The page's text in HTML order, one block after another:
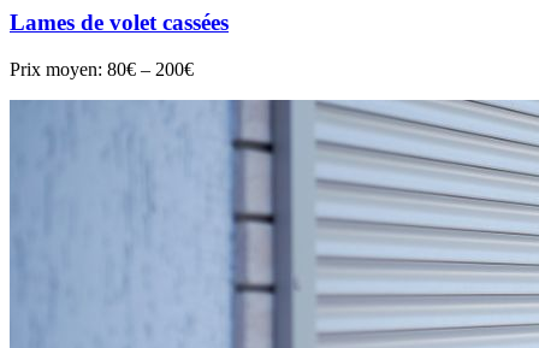
Lames de volet cassées
Prix moyen: 80€ – 200€